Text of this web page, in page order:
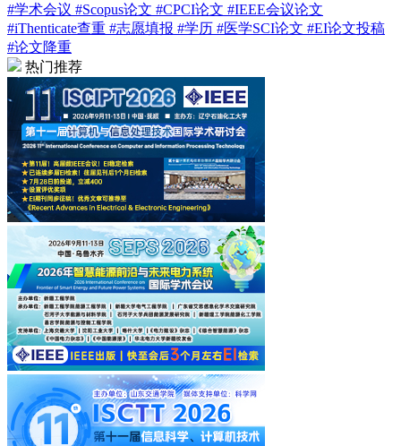
#学术会议 #Scopus论文 #CPCI论文 #IEEE会议论文
#iThenticate查重 #志愿填报 #学历 #医学SCI论文 #EI论文投稿
#论文降重
热门推荐